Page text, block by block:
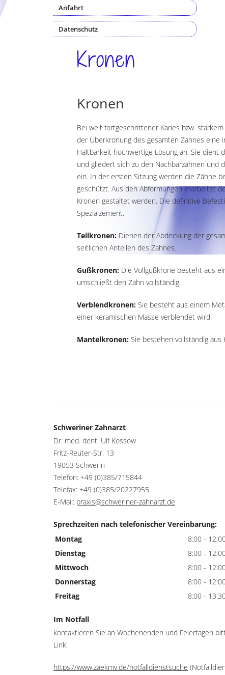
Anfahrt
Datenschutz
Kronen
Kronen
Bei weit fortgeschrittener Karies bzw.
der Überkronung des gesamten Zahnes eine
Haltbarkeit hochwertige Lösung an. Sie dient
und gliedert sich zu den Nachbarzähnen und
ein. In der ersten Sitzung werden die Zähne
geschützt. Aus den Abformungen erarbeitet
Kronen gestaltet werden. Die definitive
Spezialzement.
Teilkronen:Dienen der Abdeckung der
seitlichen Anteilen des Zahnes.
Gußkronen:Die Vollgußkrone besteht aus
umschließt den Zahn vollständig.
Verblendkronen:Sie besteht aus einem
einer keramischen Masse verblendet wird.
Mantelkronen:Sie bestehen vollständig aus
Schweriner Zahnarzt
Dr. med. dent. Ulf Kossow
Fritz-Reuter-Str. 13
19053 Schwerin
Telefon: +49 (0)385/715844
Telefax: +49 (0)385/20227955
E-Mail: praxis@schweriner-zahnarzt.de
Sprechzeiten nach telefonischer Vereinbarung:
Montag
8:00 -
Dienstag
8:00 -
Mittwoch
8:00 -
Donnerstag
8:00 -
Freitag
8:00 -
Im Notfall
kontaktieren Sie an Wochenenden und Feiertagen
Link:
https://www.zaekmv.de/notfalldienstsuche